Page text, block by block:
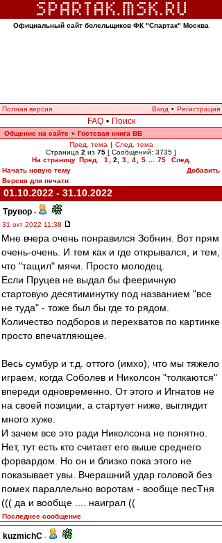
Официальный сайт болельщиков ФК "Спартак" Москва
Полная версия Вход • Регистрация
FAQ • Поиск
Общение на сайте » Гостевая книга ВВ
Пред. тема | След. тема
Страница 2 из 75 [ Сообщений: 3735 ]
На страницу Пред. 1 2 3 4 5 75
След.
Начать новую тему
Добавить
Версия для печати
01.10.2022 - 31.10.2022
Трувор -
31 окт 2022 11:38
Мне вчера очень понравился Зобнин. Вот прям
очень-очень. И тем как и где открывался, и тем,
что "тащил" мячи. Просто молодец.
Если Пруцев не выдал бы фееричную
стартовую десятиминутку под названием "все
не туда" - тоже был бы где то рядом.
Количество подборов и перехватов по картинке
просто впечатляющее.
Весь сумбур и т.д. оттого (имхо), что мы тяжело
играем, когда Соболев и Николсон "толкаются"
впереди одновременно. От этого и Игнатов не
на своей позиции, а стартует ниже, выглядит
много хуже.
И зачем все это ради Николсона не понятно.
Нет, тут есть кто считает его выше среднего
форвардом. Но он и близко пока этого не
показывает увы. Вчерашний удар головой без
помех параллельно воротам - вообще песТня
((( да и вообще .... наиграл ((
Последнее сообщение
kuzmichC -